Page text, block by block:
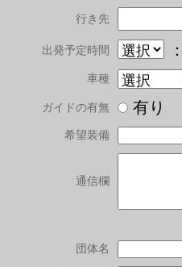
行き先
出発予定時間 ：
車種
ガイドの有無 有り
希望装備
通信欄
団体名